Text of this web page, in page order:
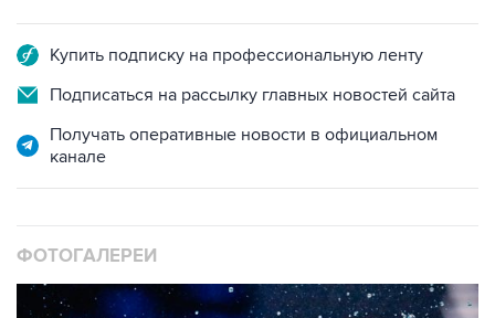
Купить подписку на профессиональную ленту
Подписаться на рассылку главных новостей сайта
Получать оперативные новости в официальном
канале
ФОТОГАЛЕРЕИ